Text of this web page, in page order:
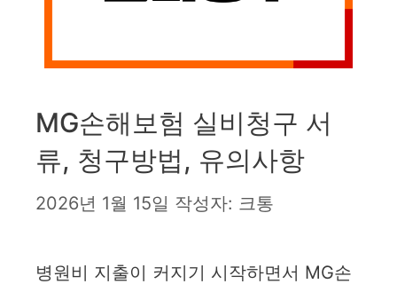
MG손해보험 실비청구 서
류, 청구방법, 유의사항
2026년 1월 15일 작성자: 크통
병원비 지출이 커지기 시작하면서 MG손